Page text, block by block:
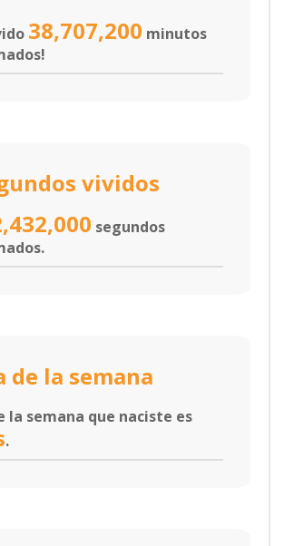
38,707,200 minutos
vividos
segundos
de la semana
la semana que naciste es
.